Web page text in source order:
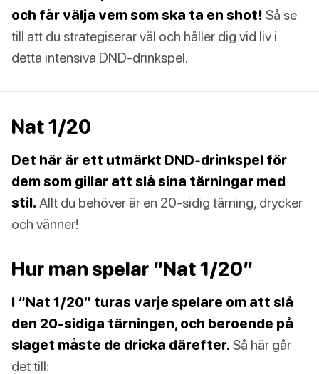
och får välja vem som ska ta en shot! Så se
till att du strategiserar väl och håller dig vid liv i
detta intensiva DND-drinkspel.
Nat 1/20
Det här är ett utmärkt DND-drinkspel för
dem som gillar att slå sina tärningar med
stil. Allt du behöver är en 20-sidig tärning, drycker
och vänner!
Hur man spelar “Nat 1/20”
I “Nat 1/20” turas varje spelare om att slå
den 20-sidiga tärningen, och beroende på
slaget måste de dricka därefter. Så här går
det till: